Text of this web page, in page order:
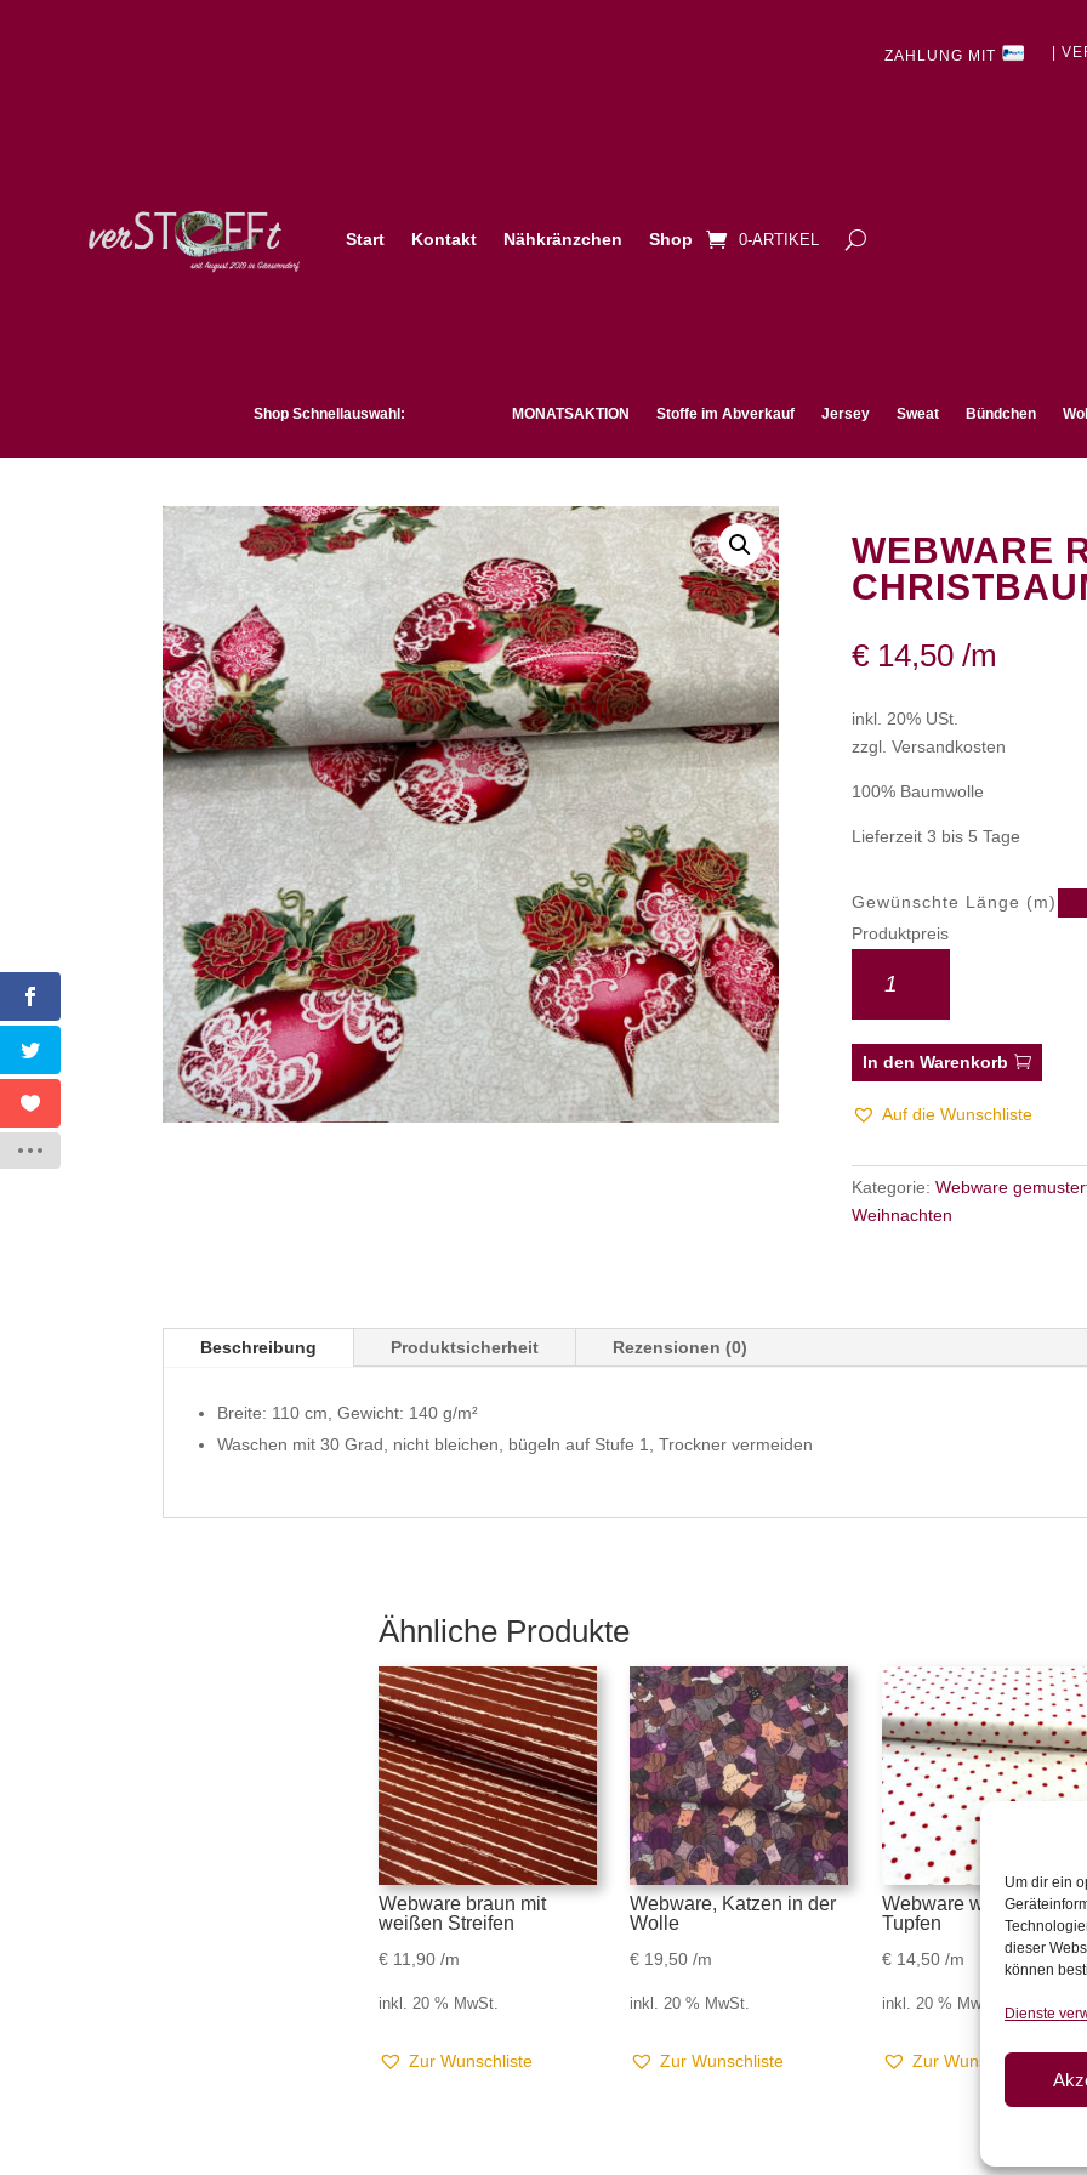
Um dir ein
dieser
können
Dienste
ZAHLUNG MIT |
Start Kontakt Nähkränzchen Shop 0-ARTIKEL
Shop Schnellauswahl: MONATSAKTION Stoffe im Abverkauf Jersey Sweat Bündchen
WEBWARE
€14,50/m
inkl. 20% USt.
zzgl. Versandkosten
100% Baumwolle
Lieferzeit 3 bis 5 Tage
Gewünschte Länge (m)
Produktpreis
In den Warenkorb
Auf die Wunschliste
Kategorie: Webware
Weihnachten
Beschreibung Produktsicherheit Rezensionen (0)
Breite: 110 cm, Gewicht: 140 g/m²
Waschen mit 30 Grad, nicht bleichen, bügeln auf Stufe 1, Trockner vermeiden
Ähnliche Produkte
Webware braun mit
weißen Streifen
€11,90/m
inkl. 20 % MwSt.
Zur Wunschliste
Webware, Katzen in der
Wolle
€ 19,50 /m
inkl. 20 % MwSt.
Zur Wunschliste
Webware weiß mit
Tupfen
€14,50/m
inkl. 20 % MwSt.
Zur Wunschliste